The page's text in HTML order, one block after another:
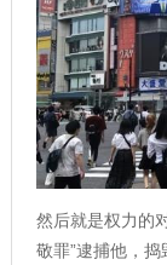
然后就是权力的
敬罪”逮捕他，捣